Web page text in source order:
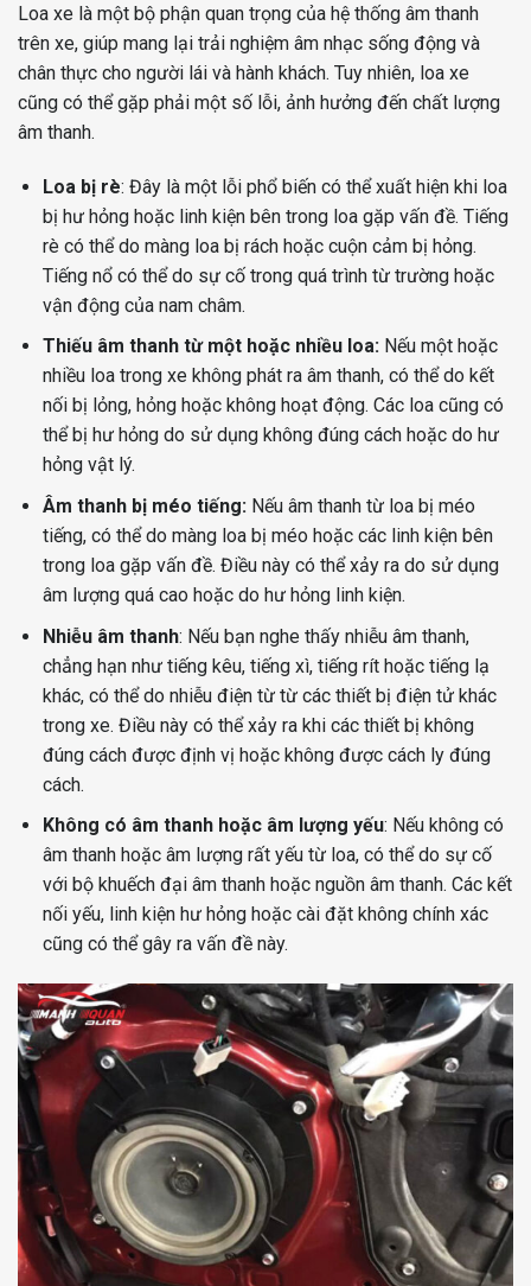
Loa xe là một bộ phận quan trọng của hệ thống âm thanh
trên xe, giúp mang lại trải nghiệm âm nhạc sống động và
chân thực cho người lái và hành khách. Tuy nhiên, loa xe
cũng có thể gặp phải một số lỗi, ảnh hưởng đến chất lượng
âm thanh.
Loa bị rè: Đây là một lỗi phổ biến có thể xuất hiện khi loa
bị hư hỏng hoặc linh kiện bên trong loa gặp vấn đề. Tiếng
rè có thể do màng loa bị rách hoặc cuộn cảm bị hỏng.
Tiếng nổ có thể do sự cố trong quá trình từ trường hoặc
vận động của nam châm.
Thiếu âm thanh từ một hoặc nhiều loa:Nếu một hoặc
nhiều loa trong xe không phát ra âm thanh, có thể do kết
nối bị lỏng, hỏng hoặc không hoạt động. Các loa cũng có
thể bị hư hỏng do sử dụng không đúng cách hoặc do hư
hỏng vật lý.
Âm thanh bị méo tiếng:Nếu âm thanh từ loa bị méo
tiếng, có thể do màng loa bị méo hoặc các linh kiện bên
trong loa gặp vấn đề. Điều này có thể xảy ra do sử dụng
âm lượng quá cao hoặc do hư hỏng linh kiện.
Nhiễu âm thanh: Nếu bạn nghe thấy nhiễu âm thanh,
chẳng hạn như tiếng kêu, tiếng xì, tiếng rít hoặc tiếng lạ
khác, có thể do nhiễu điện từ từ các thiết bị điện tử khác
trong xe. Điều này có thể xảy ra khi các thiết bị không
đúng cách được định vị hoặc không được cách ly đúng
cách.
Không có âm thanh hoặc âm lượng yếu: Nếu không có
âm thanh hoặc âm lượng rất yếu từ loa, có thể do sự cố
với bộ khuếch đại âm thanh hoặc nguồn âm thanh. Các kết
nối yếu, linh kiện hư hỏng hoặc cài đặt không chính xác
cũng có thể gây ra vấn đề này.